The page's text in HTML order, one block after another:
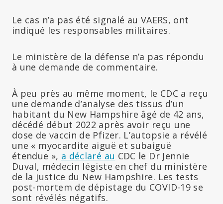
Le cas n’a pas été signalé au VAERS, ont
indiqué les responsables militaires.
Le ministère de la défense n’a pas répondu
à une demande de commentaire.
À peu près au même moment, le CDC a reçu
une demande d’analyse des tissus d’un
habitant du New Hampshire âgé de 42 ans,
décédé début 2022 après avoir reçu une
dose de vaccin de Pfizer. L’autopsie a révélé
une « myocardite aiguë et subaiguë
étendue », a déclaré au CDC le Dr Jennie
Duval, médecin légiste en chef du ministère
de la justice du New Hampshire. Les tests
post-mortem de dépistage du COVID-19 se
sont révélés négatifs.